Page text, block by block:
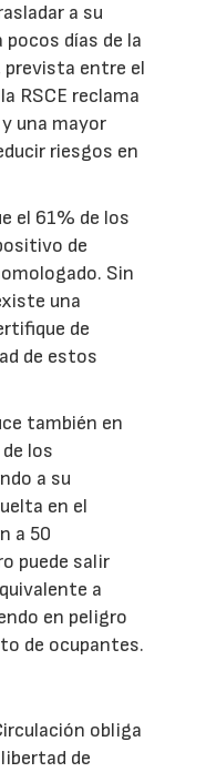
a su
días de la
prevista entre el
RSCE reclama
una mayor
riesgos en
el 61% de los
de
Sin
una
de
de estos
también en
los
a su
en el
a 50
puede salir
a
en peligro
de ocupantes.
obliga
de